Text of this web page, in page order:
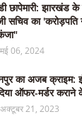
छापेमारी: झारखंड
सचिव का
मई 06, 2024
का अजब क्राइम:
ऑफर-मर्डर कराने
अक्टूबर 21, 2023